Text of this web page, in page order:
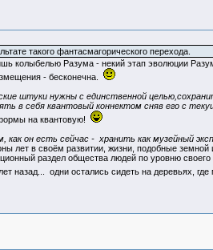
такого фантасмагорического перехода.
колыбелью Разума - некий этап эволюции
- бесконечна.
штуки нужны с единственной
в себя квантовый коннектом сняв его с
на квантовую!
он есть сейчас - хранить как музейный
в своём развитии, жизни, подобные земной
раздел общества людей по уровню своего
назад... одни остались сидеть на деревьях,